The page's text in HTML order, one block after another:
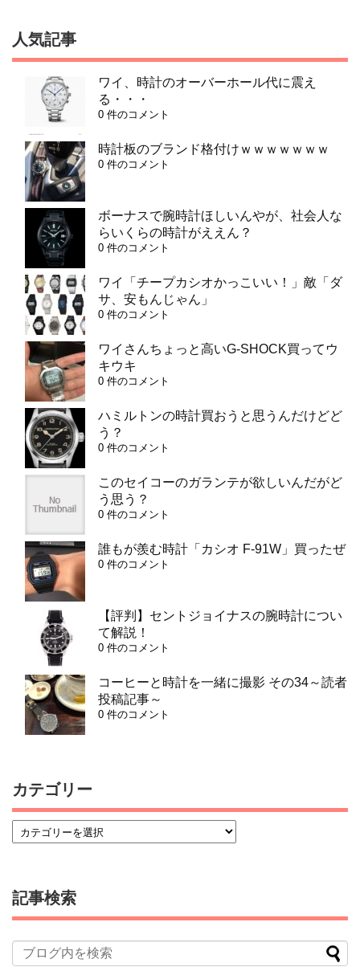
人気記事
ワイ、時計のオーバーホール代に震え
る・・・
0 件のコメント
時計板のブランド格付けｗｗｗｗｗｗｗ
0 件のコメント
ボーナスで腕時計ほしいんやが、社会人な
らいくらの時計がええん？
0 件のコメント
ワイ「チープカシオかっこいい！」敵「ダ
サ、安もんじゃん」
0 件のコメント
ワイさんちょっと高いG-SHOCK買ってウ
キウキ
0 件のコメント
ハミルトンの時計買おうと思うんだけどど
う？
0 件のコメント
このセイコーのガランテが欲しいんだがど
う思う？
0 件のコメント
誰もが羨む時計「カシオ F-91W」買ったぜ
0 件のコメント
【評判】セントジョイナスの腕時計につい
て解説！
0 件のコメント
コーヒーと時計を一緒に撮影 その34～読者
投稿記事～
0 件のコメント
カテゴリー
記事検索